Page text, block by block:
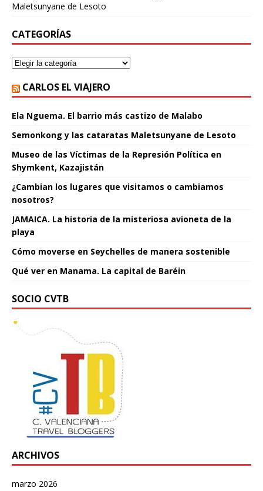
Maletsunyane de Lesoto
CATEGORÍAS
CARLOS EL VIAJERO
Ela Nguema. El barrio más castizo de Malabo
Semonkong y las cataratas Maletsunyane de Lesoto
Museo de las Víctimas de la Represión Política en
Shymkent, Kazajistán
¿Cambian los lugares que visitamos o cambiamos
nosotros?
JAMAICA. La historia de la misteriosa avioneta de la
playa
Cómo moverse en Seychelles de manera sostenible
Qué ver en Manama. La capital de Baréin
SOCIO CVTB
ARCHIVOS
marzo 2026